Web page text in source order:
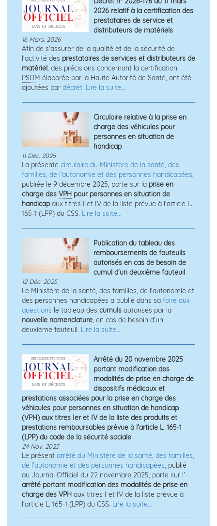
2026 relatif à la certification des
prestataires de service et
distributeurs de matériels
16 Mars. 2026
Afin de s'assurer de la qualité et de la sécurité de
l'activité des prestataires de services et distributeurs de
matériel, des précisions concernant la certification
PSDM élaborée par la Haute Autorité de Santé, ont été
ajoutées par décret. Lire la suite...
Circulaire relative à la prise en
charge des véhicules pour
personnes en situation de
handicap
11 Déc. 2025
La présente circulaire du Ministère de la santé, des
familles, de l'autonomie et des personnes handicapées,
publiée le 9 décembre 2025, porte sur la prise en
charge des VPH pour personnes en situation de
handicapaux titres I et IV de la liste prévue à l'article L.
165-1 (LPP) du CSS. Lire la suite...
Publication du tableau des
remboursements de fauteuils
autorisés en cas de besoin de
cumul d'un deuxième fauteuil
12 Déc. 2025
Le Ministère de la santé, des familles, de l'autonomie et
des personnes handicapées a publié dans sa foire aux
questions le tableau des cumuls autorisés par la
nouvelle nomenclature, en cas de besoin d'un
deuxième fauteuil. Lire la suite...
Arrêté du 20 novembre 2025
portant modification des
modalités de prise en charge de
dispositifs médicaux et
prestations associées pour la prise en charge des
véhicules pour personnes en situation de handicap
(VPH) aux titres Ier et IV de la liste des produits et
prestations remboursables prévue à l'article L. 165-1
(LPP) du code de la sécurité sociale
24 Nov. 2025
Le présent arrêté du Ministère de la santé, des familles,
de l'autonomie et des personnes handicapées, publié
au Journal Officiel du 22 novembre 2025, porte sur l'
arrêté portant modification des modalités de prise en
charge des VPH aux titres I et IV de la liste prévue à
l'article L. 165-1 (LPP) du CSS. Lire la suite...